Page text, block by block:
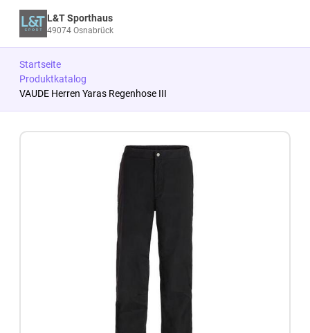
L&T Sporthaus
49074 Osnabrück
Startseite
Produktkatalog
VAUDE Herren Yaras Regenhose III